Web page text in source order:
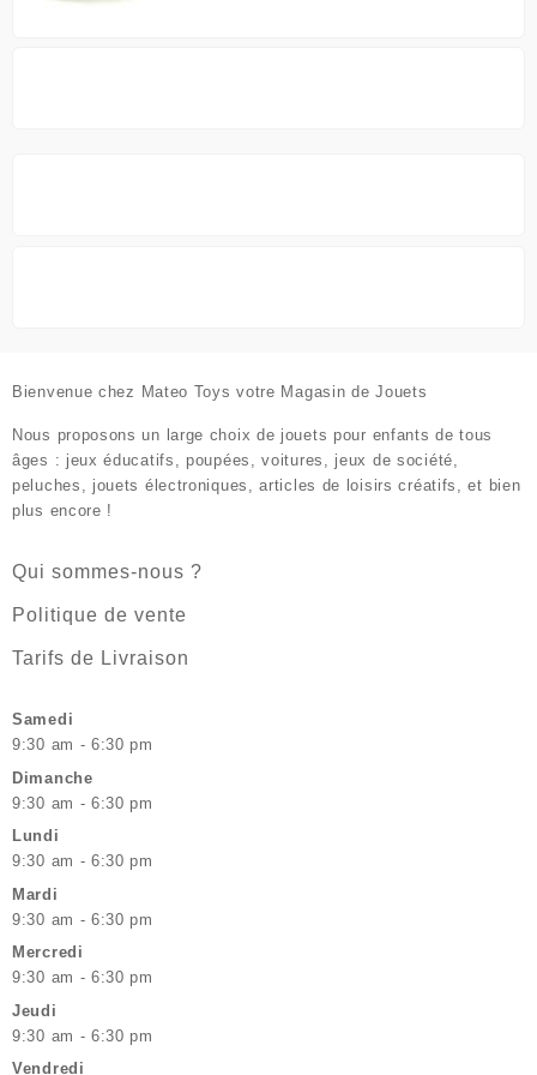
Bienvenue chez Mateo Toys votre Magasin de Jouets
Nous proposons un large choix de jouets pour enfants de tous
âges : jeux éducatifs, poupées, voitures, jeux de société,
peluches, jouets électroniques, articles de loisirs créatifs, et bien
plus encore !
Qui sommes-nous ?
Politique de vente
Tarifs de Livraison
Samedi
9:30 am - 6:30 pm
Dimanche
9:30 am - 6:30 pm
Lundi
9:30 am - 6:30 pm
Mardi
9:30 am - 6:30 pm
Mercredi
9:30 am - 6:30 pm
Jeudi
9:30 am - 6:30 pm
Vendredi